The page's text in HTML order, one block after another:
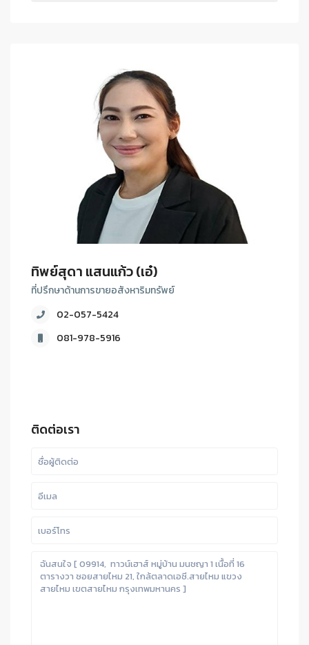
ทิพย์สุดา แสนแก้ว (เอ๋)
ที่ปรึกษาด้านการขายอสังหาริมทรัพย์
02-057-5424
081-978-5916
ติดต่อเรา